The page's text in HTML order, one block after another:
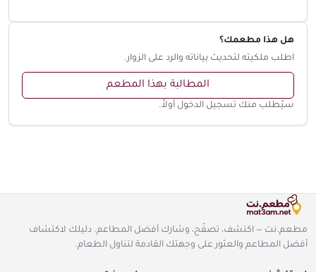
هل هذا مطعمك؟
اطلب ملكيته لتحديث بياناته والرد على الزوار.
المطالبة بهذا المطعم
سيُطلب منك تسجيل الدخول أولاً.
مطعم.نت — اكتشف، تصفّح، وشارك أفضل المطاعم. دليلك لاكتشاف
أفضل المطاعم والعثور على وجهتك القادمة لتناول الطعام.